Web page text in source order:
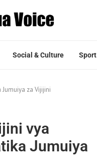
Social & Culture Sport
za Vijijini
vya
Jumuiya